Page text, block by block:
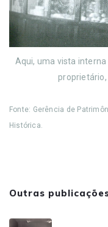
Aqui, uma vista
proprietário,
Fonte: Gerência de
Histórica.
Outras